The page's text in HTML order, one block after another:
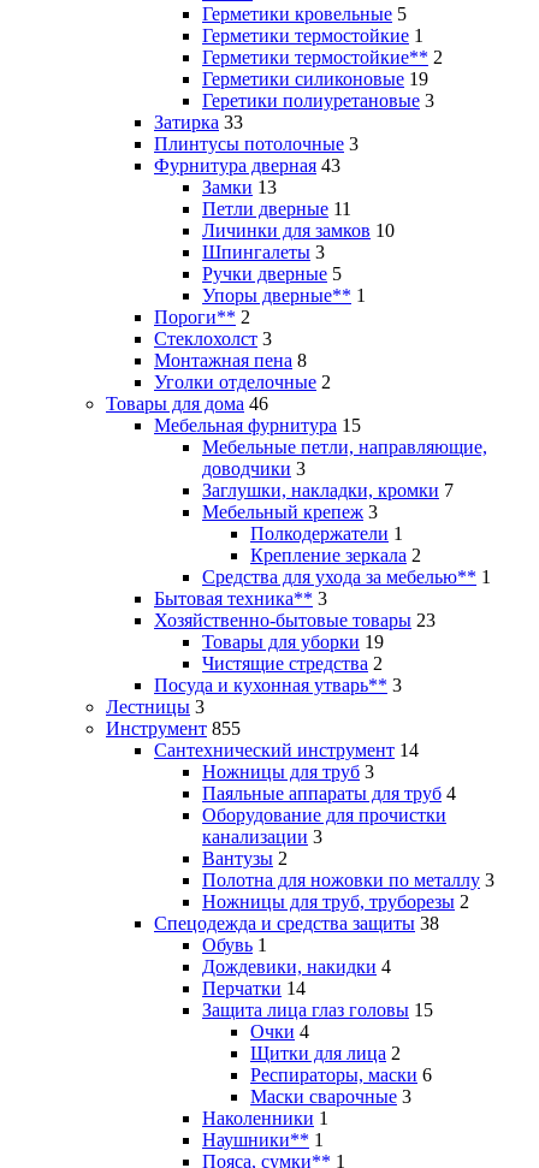
Герметики кровельные 5
Герметики термостойкие 1
Герметики термостойкие** 2
Герметики силиконовые 19
Геретики полиуретановые 3
Затирка 33
Плинтусы потолочные 3
Фурнитура дверная 43
Замки 13
Петли дверные 11
Личинки для замков 10
Шпингалеты 3
Ручки дверные 5
Упоры дверные** 1
Пороги** 2
Стеклохолст 3
Монтажная пена 8
Уголки отделочные 2
Товары для дома 46
Мебельная фурнитура 15
Мебельные петли, направляющие,
доводчики 3
Заглушки, накладки, кромки 7
Мебельный крепеж 3
Полкодержатели 1
Крепление зеркала 2
Средства для ухода за мебелью** 1
Бытовая техника** 3
Хозяйственно-бытовые товары 23
Товары для уборки 19
Чистящие стредства 2
Посуда и кухонная утварь** 3
Лестницы 3
Инструмент 855
Сантехнический инструмент 14
Ножницы для труб 3
Паяльные аппараты для труб 4
Оборудование для прочистки
канализации 3
Вантузы 2
Полотна для ножовки по металлу 3
Ножницы для труб, труборезы 2
Спецодежда и средства защиты 38
Обувь 1
Дождевики, накидки 4
Перчатки 14
Защита лица глаз головы 15
Очки 4
Щитки для лица 2
Респираторы, маски 6
Маски сварочные 3
Наколенники 1
Наушники** 1
Пояса, сумки** 1